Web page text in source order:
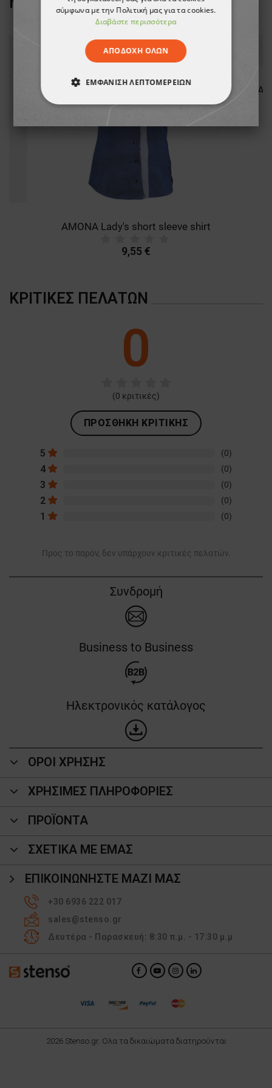
AMONA Lady's short sleeve shirt
9,55 €
ΚΡΙΤΙΚΈΣ ΠΕΛΑΤΏΝ
0
(0 κριτικές)
ΠΡΟΣΘΉΚΗ ΚΡΙΤΙΚΉΣ
5 (0)
4 (0)
3 (0)
2 (0)
1 (0)
Προς το παρόν, δεν υπάρχουν κριτικές πελατών.
Συνδρομή
Business to Business
Ηλεκτρονικός κατάλογος
ΟΡΟΙ ΧΡΗΣΗΣ
ΧΡΗΣΙΜΕΣ ΠΛΗΡΟΦΟΡΙΕΣ
ΠΡΟΪΌΝΤΑ
ΣΧΕΤΙΚΑ ΜΕ ΕΜΑΣ
ΕΠΙΚΟΙΝΩΝΉΣΤΕ ΜΑΖΊ ΜΑΣ
+30 6936 222 017
sales@stenso.gr
Δευτέρα - Παρασκευή: 8:30 π.μ. - 17:30 μ.μ
2026 Stenso.gr. Ολα τα δικαιώματα διατηρούνται
σύμφωνα με την Πολιτική μας για τα cookies.
Διαβάστε περισσότερα
ΑΠΟΔΟΧΉ ΌΛΩΝ
ΕΜΦΆΝΙΣΗ ΛΕΠΤΟΜΕΡΕΙΏΝ
ΑΠΟΛΎΤΩΣ ΑΠΑΡΑΊΤΗΤΑ
ΑΠΌΔΟΣΗΣ
ΛΕΙΤΟΥΡΓΙΚΌΤΗΤΑΣ
ΜΗ ΤΑΞΙΝΟΜΗΜΈΝΑ